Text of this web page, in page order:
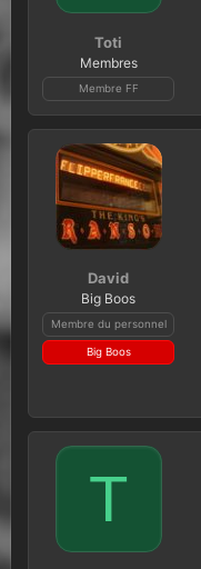
Toti
Membres
Membre FF
David
Big Boos
Membre du personnel
Big Boos
T